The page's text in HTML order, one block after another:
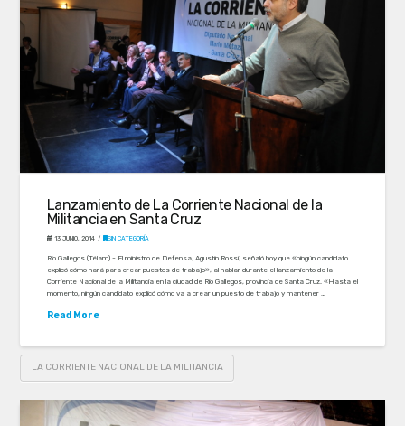
Lanzamiento de La Corriente Nacional de la
Militancia en Santa Cruz
13 JUNIO, 2014 SIN CATEGORÍA
Río Gallegos (Télam).- El ministro de Defensa, Agustín Rossi, señaló hoy que «ningún candidato
explicó cómo hará para crear puestos de trabajo», al hablar durante el lanzamiento de la
Corriente Nacional de la Militancia en la ciudad de Río Gallegos, provincia de Santa Cruz. «Hasta el
momento, ningún candidato explicó cómo va a crear un puesto de trabajo y mantener …
Read More
LA CORRIENTE NACIONAL DE LA MILITANCIA